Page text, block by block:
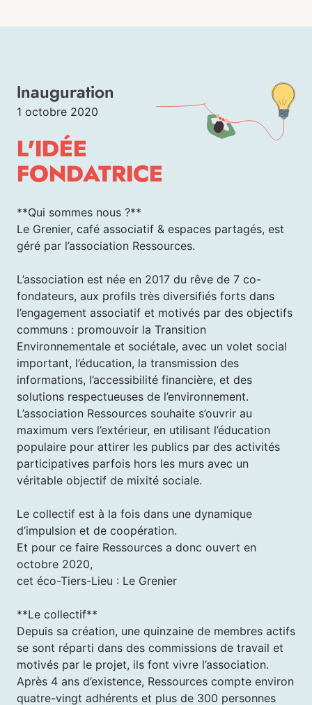
Inauguration
1 octobre 2020
L'IDÉE
FONDATRICE
**Qui sommes nous ?**
Le Grenier, café associatif & espaces partagés, est
géré par l’association Ressources.
L’association est née en 2017 du rêve de 7 co-
fondateurs, aux profils très diversifiés forts dans
l’engagement associatif et motivés par des objectifs
communs : promouvoir la Transition
Environnementale et sociétale, avec un volet social
important, l’éducation, la transmission des
informations, l’accessibilité financière, et des
solutions respectueuses de l’environnement.
L’association Ressources souhaite s’ouvrir au
maximum vers l’extérieur, en utilisant l’éducation
populaire pour attirer les publics par des activités
participatives parfois hors les murs avec un
véritable objectif de mixité sociale.
Le collectif est à la fois dans une dynamique
d’impulsion et de coopération.
Et pour ce faire Ressources a donc ouvert en
octobre 2020,
cet éco-Tiers-Lieu : Le Grenier
**Le collectif**
Depuis sa création, une quinzaine de membres actifs
se sont réparti dans des commissions de travail et
motivés par le projet, ils font vivre l’association.
Après 4 ans d’existence, Ressources compte environ
quatre-vingt adhérents et plus de 300 personnes